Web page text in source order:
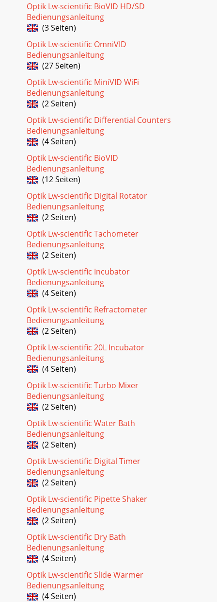
Optik Lw-scientific BioVID HD/SD
Bedienungsanleitung
(3 Seiten)
Optik Lw-scientific OmniVID
Bedienungsanleitung
(27 Seiten)
Optik Lw-scientific MiniVID WiFi
Bedienungsanleitung
(2 Seiten)
Optik Lw-scientific Differential Counters
Bedienungsanleitung
(4 Seiten)
Optik Lw-scientific BioVID
Bedienungsanleitung
(12 Seiten)
Optik Lw-scientific Digital Rotator
Bedienungsanleitung
(2 Seiten)
Optik Lw-scientific Tachometer
Bedienungsanleitung
(2 Seiten)
Optik Lw-scientific Incubator
Bedienungsanleitung
(4 Seiten)
Optik Lw-scientific Refractometer
Bedienungsanleitung
(2 Seiten)
Optik Lw-scientific 20L Incubator
Bedienungsanleitung
(4 Seiten)
Optik Lw-scientific Turbo Mixer
Bedienungsanleitung
(2 Seiten)
Optik Lw-scientific Water Bath
Bedienungsanleitung
(2 Seiten)
Optik Lw-scientific Digital Timer
Bedienungsanleitung
(2 Seiten)
Optik Lw-scientific Pipette Shaker
Bedienungsanleitung
(2 Seiten)
Optik Lw-scientific Dry Bath
Bedienungsanleitung
(4 Seiten)
Optik Lw-scientific Slide Warmer
Bedienungsanleitung
(4 Seiten)